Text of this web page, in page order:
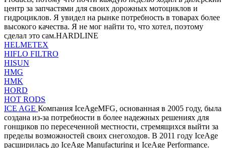
центр за запчастями для своих дорожных мотоциклов и
гидроциклов. Я увидел на рынке потребность в товарах более
высокого качества. Я не мог найти то, что хотел, поэтому
сделал это сам.HARDLINE
HELMETEX
HIFLO FILTRO
HISUN
HMG
HMK
HORD
HOT RODS
ICE AGE Компания IceAgeMFG, основанная в 2005 году, была
создана из-за потребности в более надежных решениях для
гонщиков по пересеченной местности, стремящихся выйти за
пределы возможностей своих снегоходов. В 2011 году IceAge
расширилась до IceAge Manufacturing и IceAge Performance.